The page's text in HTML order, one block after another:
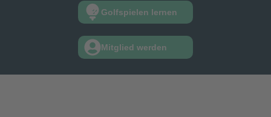
Golfspielen lernen
Mitglied werden